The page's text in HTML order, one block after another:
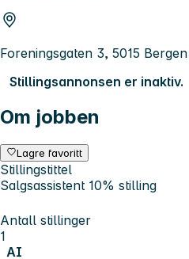
Foreningsgaten 3, 5015 Bergen
Stillingsannonsen er inaktiv.
Om jobben
Lagre favoritt
Stillingstittel
Salgsassistent 10% stilling
Antall stillinger
1
AI